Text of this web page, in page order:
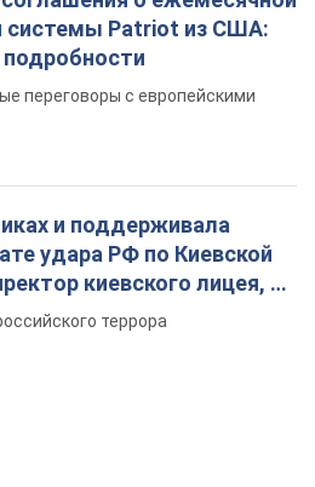
системы Patriot из США:
переговоры с европейскими
и поддерживала
удара РФ по Киевской
киевского лицея, её
террора